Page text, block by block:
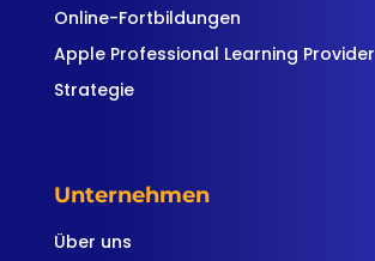
Online-Fortbildungen
Apple Professional Learning Provider
Strategie
Unternehmen
Über uns